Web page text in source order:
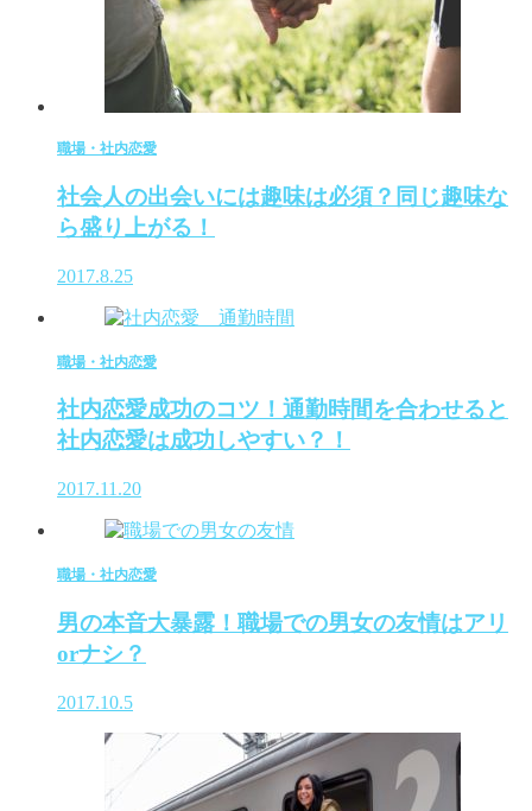
職場・社内恋愛
社会人の出会いには趣味は必須？同じ趣味な
ら盛り上がる！
2017.8.25
職場・社内恋愛
社内恋愛成功のコツ！通勤時間を合わせると
社内恋愛は成功しやすい？！
2017.11.20
職場・社内恋愛
男の本音大暴露！職場での男女の友情はアリ
orナシ？
2017.10.5